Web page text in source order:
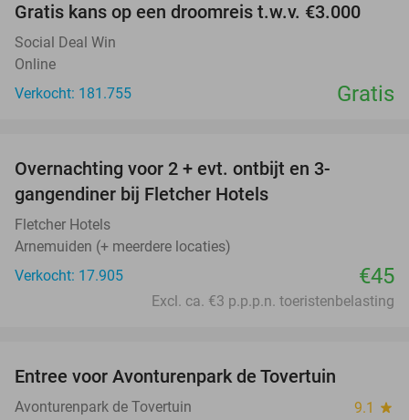
Gratis kans op een droomreis t.w.v. €3.000
Social Deal Win
Online
Verkocht: 181.755
Gratis
Overnachting voor 2 + evt. ontbijt en 3-
gangendiner bij Fletcher Hotels
Fletcher Hotels
Arnemuiden (+ meerdere locaties)
Verkocht: 17.905
€45
Excl. ca. €3 p.p.p.n. toeristenbelasting
Entree voor Avonturenpark de Tovertuin
Avonturenpark de Tovertuin 9.1 star